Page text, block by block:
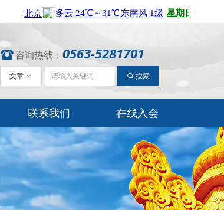
咨询热线： 0563-5281701
뀰
끠 搜索
文章 ꀁ
联系我们 在线入会